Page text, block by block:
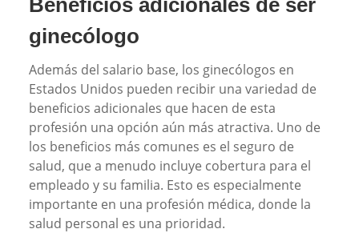
ginecólogo
Además del salario base, los ginecólogos en
Estados Unidos pueden recibir una variedad de
beneficios adicionales que hacen de esta
profesión una opción aún más atractiva. Uno de
los beneficios más comunes es el seguro de
salud, que a menudo incluye cobertura para el
empleado y su familia. Esto es especialmente
importante en una profesión médica, donde la
salud personal es una prioridad.